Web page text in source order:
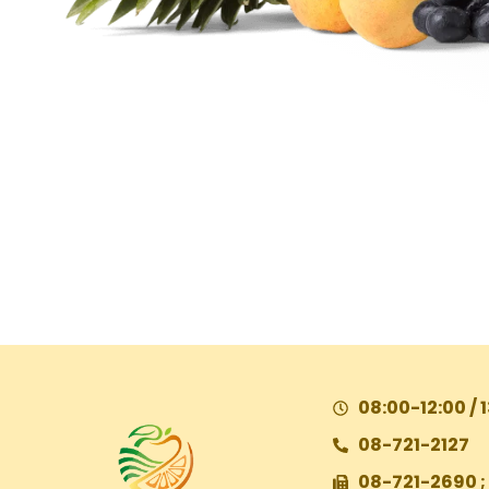
08:00-12:00 /
08-721-2127
08-721-2690